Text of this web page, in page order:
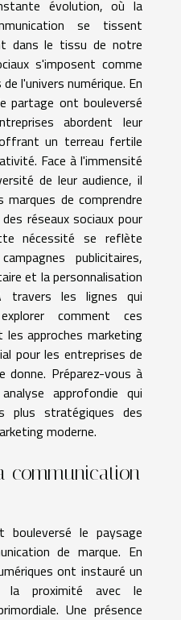
évolution, où la
se tissent
dans le tissu de notre
s'imposent comme
l'univers numérique. En
partage ont bouleversé
abordent leur
un terreau fertile
Face à l'immensité
de leur audience, il
de comprendre
réseaux sociaux pour
nécessité se reflète
publicitaires,
et la personnalisation
travers les lignes qui
comment ces
approches marketing
pour les entreprises de
donne. Préparez-vous à
approfondie qui
plus stratégiques des
moderne.
communication
bouleversé le paysage
de marque. En
ont instauré un
la proximité avec le
Une présence